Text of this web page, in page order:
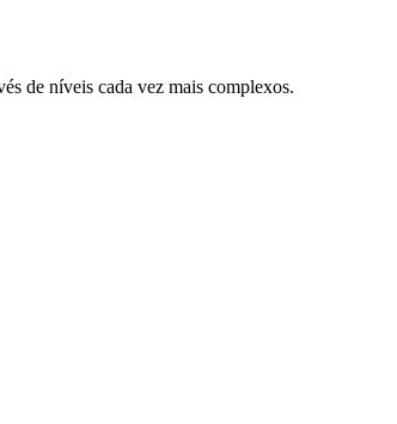
de níveis cada vez mais complexos.